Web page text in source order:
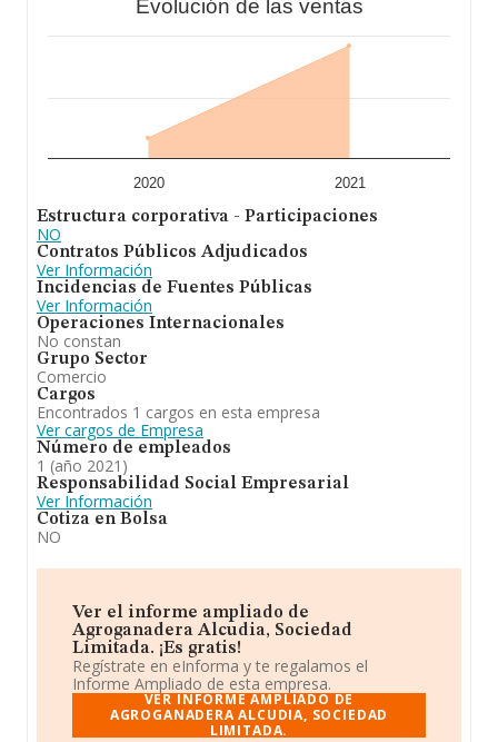
Evolución de las ventas
2020 2021
Estructura corporativa - Participaciones
NO
Contratos Públicos Adjudicados
Ver Información
Incidencias de Fuentes Públicas
Ver Información
Operaciones Internacionales
No constan
Grupo Sector
Comercio
Cargos
Encontrados 1 cargos en esta empresa
Ver cargos de Empresa
Número de empleados
1 (año 2021)
Responsabilidad Social Empresarial
Ver Información
Cotiza en Bolsa
NO
Ver el informe ampliado de
Agroganadera Alcudia, Sociedad
Limitada. ¡Es gratis!
Regístrate en eInforma y te regalamos el
Informe Ampliado de esta empresa.
VER INFORME AMPLIADO DE
AGROGANADERA ALCUDIA, SOCIEDAD
LIMITADA.